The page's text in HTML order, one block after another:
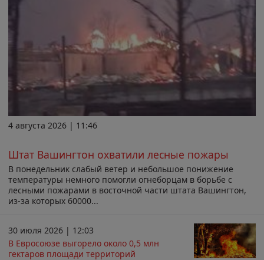
4 августа 2026 | 11:46
Штат Вашингтон охватили лесные пожары
В понедельник слабый ветер и небольшое понижение
температуры немного помогли огнеборцам в борьбе с
лесными пожарами в восточной части штата Вашингтон,
из-за которых 60000...
30 июля 2026 | 12:03
В Евросоюзе выгорело около 0,5 млн
гектаров площади территорий